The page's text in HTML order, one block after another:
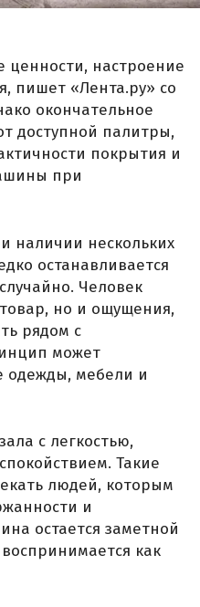
настроение
пишет «Лента.ру» со
окончательное
доступной палитры,
покрытия и
при
наличии нескольких
останавливается
Человек
но и ощущения,
рядом с
может
одежды, мебели и
с легкостью,
Такие
людей, которым
и
остается заметной
как